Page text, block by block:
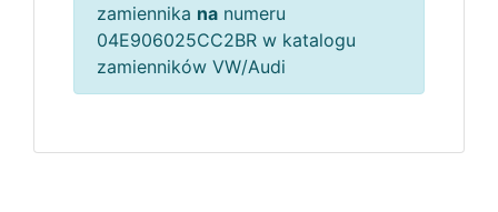
zamiennika na numeru
04E906025CC2BR w katalogu
zamienników VW/Audi